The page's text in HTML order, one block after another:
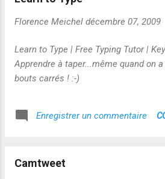
Florence Meichel décembre 07, 2009
Learn to Type | Free Typing Tutor |
Apprendre à taper...même quand on
bouts carrés ! :-)
Enregistrer un commentaire
Camtweet